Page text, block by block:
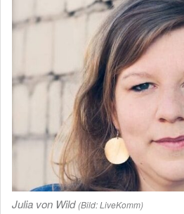
Julia von Wild (Bild: LiveKomm)